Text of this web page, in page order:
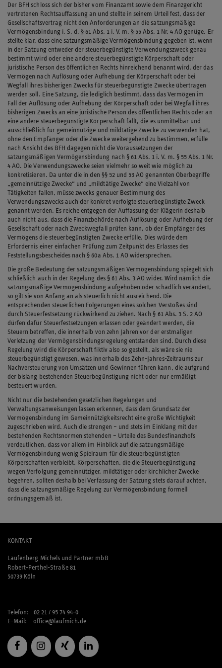
Der BFH schloss sich der bisher vom Finanzamt sowie dem Finanzgericht
vertretenen Rechtsauffassung an und stellte in seinem Urteil fest, dass der
Gesellschaftsvertrag nicht den Anforderungen an die satzungsmäßige
Vermögensbindung i. S. d. § 61 Abs. 1 i. V. m. § 55 Abs. 1 Nr. 4 AO genüge. Er
stellte klar, dass eine satzungsmäßige Vermögensbindung gegeben ist, wenn
in der Satzung entweder der steuerbegünstigte Verwendungszweck genau
bestimmt wird oder eine andere steuerbegünstigte Körperschaft oder
juristische Person des öffentlichen Rechts hinreichend benannt wird, der das
Vermögen nach Auflösung oder Aufhebung der Körperschaft oder bei
Wegfall ihres bisherigen Zwecks für steuerbegünstigte Zwecke übertragen
werden soll. Eine Satzung, die lediglich bestimmt, dass das Vermögen im
Fall der Auflösung oder Aufhebung der Körperschaft oder bei Wegfall ihres
bisherigen Zwecks an eine juristische Person des öffentlichen Rechts oder an
eine andere steuerbegünstigte Körperschaft fällt, die es unmittelbar und
ausschließlich für gemeinnützige und mildtätige Zwecke zu verwenden hat,
ohne den Empfänger oder die Zwecke weitergehend zu bestimmen, erfülle
nach Ansicht des BFH dagegen nicht die Voraussetzungen der
satzungsmäßigen Vermögensbindung nach § 61 Abs. 1 i. V. m. § 55 Abs. 1 Nr.
4 AO. Die Verwendungszwecke seien vielmehr so weit wie möglich zu
konkretisieren. Da unter die in den §§ 52 und 53 AO genannten Oberbegriffe
„gemeinnützige Zwecke“ und „mildtätige Zwecke“ eine Vielzahl von
Tätigkeiten fallen, müsse zwecks genauer Bestimmung des
Verwendungszwecks auch der konkret verfolgte steuerbegünstigte Zweck
genannt werden. Es reiche entgegen der Auffassung der Klägerin deshalb
auch nicht aus, dass die Finanzbehörde nach Auflösung oder Aufhebung der
Gesellschaft oder nach Zweckwegfall prüfen kann, ob der Empfänger des
Vermögens die steuerbegünstigten Zwecke erfülle. Dies würde dem
Erfordernis einer einfachen Prüfung zum Zeitpunkt des Erlasses des
Feststellungsbescheides nach § 60a Abs. 1 AO widersprechen.
Die große Bedeutung der satzungsmäßigen Vermögensbindung spiegelt sich
schließlich auch in der Regelung des § 61 Abs. 3 AO wider. Wird nämlich die
satzungsmäßige Vermögensbindung aufgehoben oder schädlich verändert,
so gilt sie von Anfang an als steuerlich nicht ausreichend. Die
entsprechenden steuerlichen Folgerungen eines solchen Verstoßes sind
durch Steuerfestsetzung rückwirkend zu ziehen. Nach § 61 Abs. 3 S. 2 AO
dürfen dafür Steuerfestsetzungen erlassen oder geändert werden, die
Steuern betreffen, die innerhalb von zehn Jahren vor der erstmaligen
Verletzung der Vermögensbindungsregelung entstanden sind. Durch diese
Regelung wird die Körperschaft fiktiv also so gestellt, als wäre sie nie
steuerbegünstigt gewesen, was innerhalb des Zehn-Jahres-Zeitraums zur
Nachversteuerung von Umsätzen und Gewinnen führen kann, die aufgrund
der bislang bestehenden Steuerbegünstigung nicht oder nur ermäßigt
besteuert wurden.
Nicht nur die bestehenden gesetzlichen Regelungen und
Verwaltungsanweisungen lassen erkennen, dass dem Grundsatz der
Vermögensbindung im Gemeinnützigkeitsrecht eine große Wichtigkeit
zugeschrieben wird. Auch die strengen – und stets im Einklang mit den
bestehenden Rechtsnormen stehenden – Urteile des Bundesfinanzhofs
verdeutlichen, dass vor allem im Hinblick auf die satzungsmäßige
Vermögensbindung wenig Spielraum für die steuerbegünstigten
Körperschaften verbleibt. Körperschaften, die die Steuerbegünstigung
wegen Verfolgung gemeinnütziger, mildtätiger oder kirchlicher Zwecke
begehren, sollten deshalb bei Verfassung der Satzung stets darauf achten,
dass die satzungsmäßige Regelung zur Vermögensbindung formell
ordnungsgemäß ist.
KONTAKT
Laufenberg Michels und Partner mbB
Robert-Perthel-Straße 81
50739 Köln
Telefon: 02 21 / 95 74 94-0
E-Mail: office@laufmich.de